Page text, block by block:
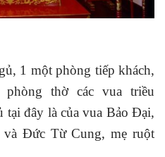
1 một phòng tiếp khách,
thờ các vua triều
tại đây là của vua Bảo Đại,
và Đức Từ Cung, mẹ ruột